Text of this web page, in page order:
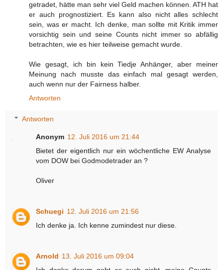
getradet, hätte man sehr viel Geld machen können. ATH hat
er auch prognostiziert. Es kann also nicht alles schlecht
sein, was er macht. Ich denke, man sollte mit Kritik immer
vorsichtig sein und seine Counts nicht immer so abfällig
betrachten, wie es hier teilweise gemacht wurde.
Wie gesagt, ich bin kein Tiedje Anhänger, aber meiner
Meinung nach musste das einfach mal gesagt werden,
auch wenn nur der Fairness halber.
Antworten
Antworten
Anonym 12. Juli 2016 um 21:44
Bietet der eigentlich nur ein wöchentliche EW Analyse
vom DOW bei Godmodetrader an ?
Oliver
Schuegi 12. Juli 2016 um 21:56
Ich denke ja. Ich kenne zumindest nur diese.
Arnold 13. Juli 2016 um 09:04